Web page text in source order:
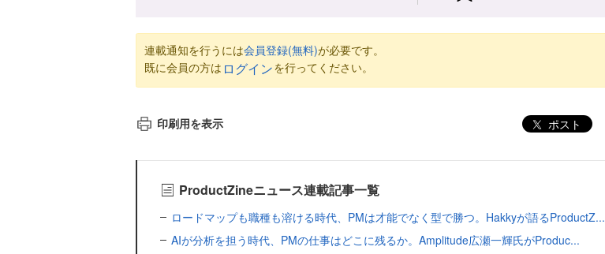
連載通知を行うには会員登録(無料)が必要です。
既に会員の方は ログインを行ってください。
印刷用を表示 ポスト
ProductZineニュース連載記事一覧
ロードマップも職種も溶ける時代、PMは才能でなく型で勝つ。Hakkyが語るProductZ...
AIが分析を担う時代、PMの仕事はどこに残るか。Amplitude広瀬一輝氏がProduc...